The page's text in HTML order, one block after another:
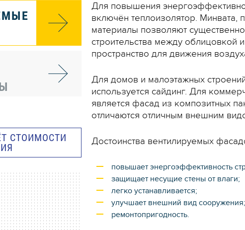
СТОИМОСТИ
Для повышения
включён теплоизолятор. Минвата,
материалы позволяют
строительства между облицовкой
пространство для движения
Для домов и малоэтажных
используется сайдинг. Для
является фасад из композитных
отличаются отличным внешним
Достоинства вентилируемых
повышает энергоэффективность
защищает несущие стены от влаги;
легко устанавливается;
улучшает внешний вид сооружения;
ремонтопригодность.